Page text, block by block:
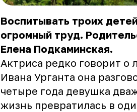
Воспитывать троих
огромный труд.
Елена Подкаминская.
Актриса редко говорит о
Ивана Урганта она
четыре года девушка
жизнь превратилась в